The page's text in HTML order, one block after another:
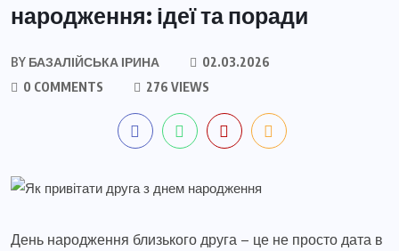
народження: ідеї та поради
BY БАЗАЛІЙСЬКА ІРИНА
02.03.2026
0 COMMENTS
276 VIEWS
День народження близького друга – це не просто дата в